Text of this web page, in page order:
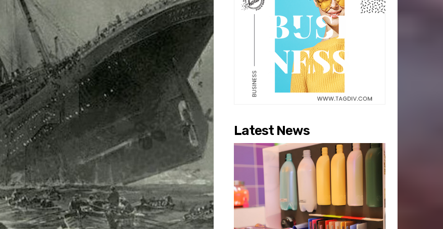
Latest News